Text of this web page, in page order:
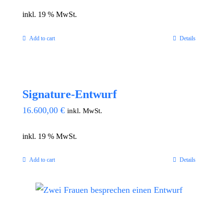
inkl. 19 % MwSt.
Add to cart Details
Signature-Entwurf
16.600,00 € inkl. MwSt.
inkl. 19 % MwSt.
Add to cart Details